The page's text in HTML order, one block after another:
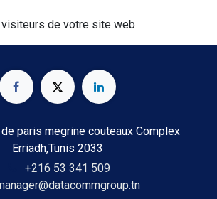
de votre site web
paris megrine couteaux Complex
Erriadh,Tunis 2033
+216 53 341 509